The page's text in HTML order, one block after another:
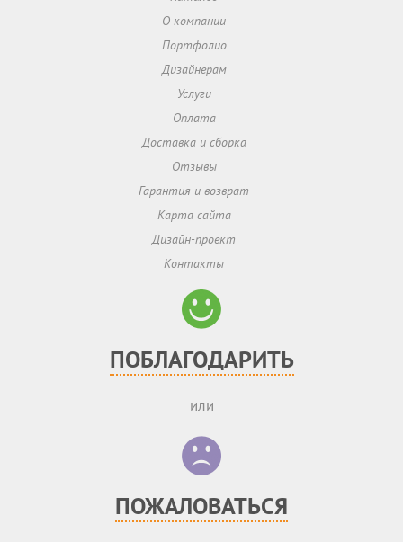
О компании
Портфолио
Дизайнерам
Услуги
Оплата
Доставка и сборка
Отзывы
Гарантия и возврат
Карта сайта
Дизайн-проект
Контакты
ПОБЛАГОДАРИТЬ
или
ПОЖАЛОВАТЬСЯ